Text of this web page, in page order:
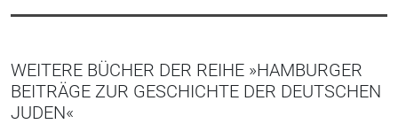
WEITERE BÜCHER DER REIHE »HAMBURGER
BEITRÄGE ZUR GESCHICHTE DER DEUTSCHEN
JUDEN«